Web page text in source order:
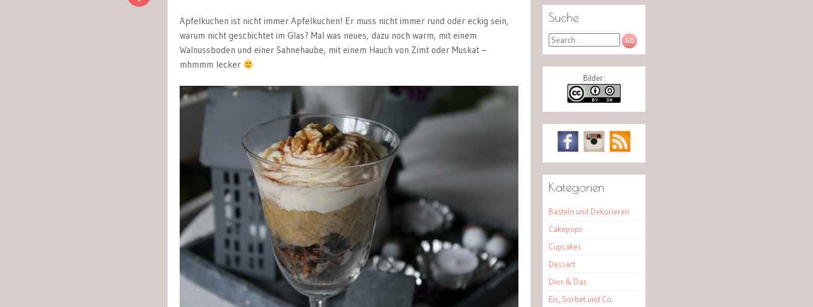
Apfelkuchen ist nicht immer Apfelkuchen! Er muss nicht immer rund oder eckig sein,
warum nicht geschichtet im Glas? Mal was neues, dazu noch warm, mit einem
Walnussboden und einer Sahnehaube, mit einem Hauch von Zimt oder Muskat –
mhmmm lecker
Suche
Search
Bilder:
Kategorien
Basteln und Dekorieren
Cakepops
Cupcakes
Dessert
Dies & Das
Eis, Sorbet und Co.